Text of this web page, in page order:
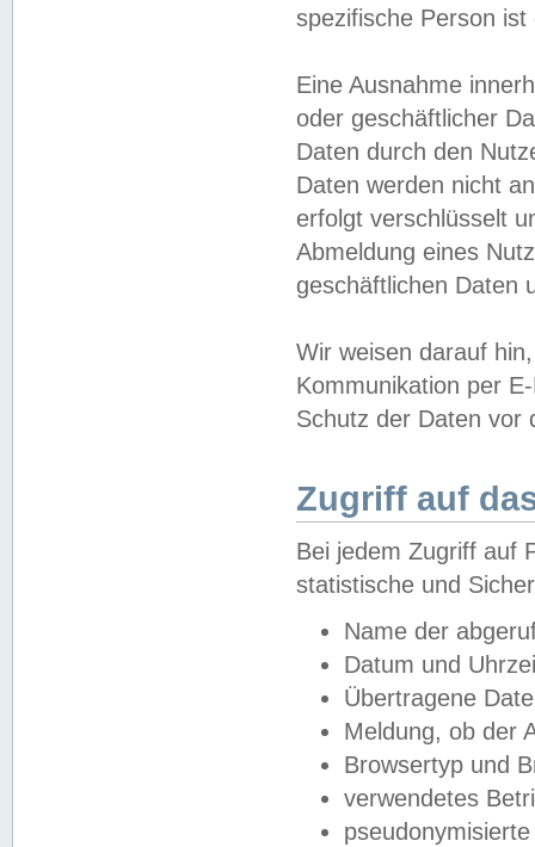
spezifische Person
Eine Ausnahme
oder geschäftlicher
Daten durch den
Daten werden nicht
erfolgt verschlüsselt
Abmeldung eines
geschäftlichen Daten
Wir weisen darauf
Kommunikation per
Schutz der Daten vor
Zugriff auf
Bei jedem Zugriff auf
statistische und
Name der
Datum und
Übertragene
Meldung, ob der
Browsertyp und
verwendetes